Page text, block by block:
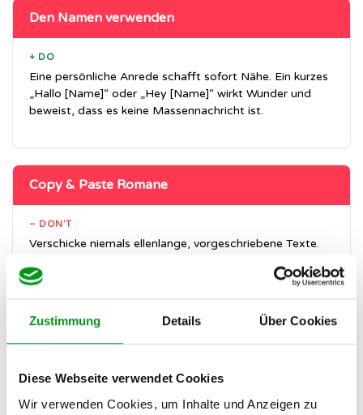
Zustimmung Details Über Cookies
Diese Webseite verwendet Cookies
Wir verwenden Cookies, um Inhalte und Anzeigen zu
Den Namen verwenden
+ DO
Eine persönliche Anrede schafft sofort Nähe. Ein kurzes
„Hallo [Name]“ oder „Hey [Name]“ wirkt Wunder und
beweist, dass es keine Massennachricht ist.
Copy & Paste Romane
– DON’T
Verschicke niemals ellenlange, vorgeschriebene Texte.
gesamte Lebensgeschichte oder auswendig gelernte
+ DO